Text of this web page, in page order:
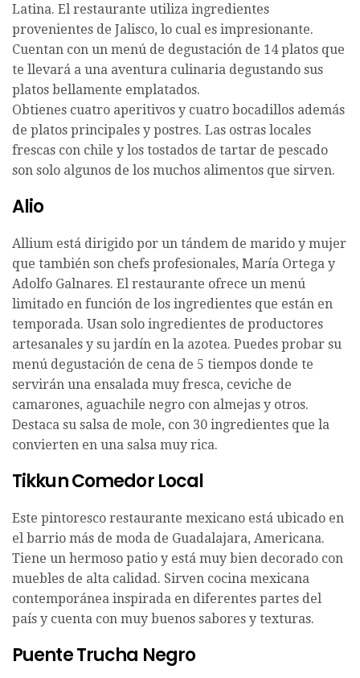
Latina. El restaurante utiliza ingredientes
provenientes de Jalisco, lo cual es impresionante.
Cuentan con un menú de degustación de 14 platos que
te llevará a una aventura culinaria degustando sus
platos bellamente emplatados.
Obtienes cuatro aperitivos y cuatro bocadillos además
de platos principales y postres. Las ostras locales
frescas con chile y los tostados de tartar de pescado
son solo algunos de los muchos alimentos que sirven.
Alio
Allium está dirigido por un tándem de marido y mujer
que también son chefs profesionales, María Ortega y
Adolfo Galnares. El restaurante ofrece un menú
limitado en función de los ingredientes que están en
temporada. Usan solo ingredientes de productores
artesanales y su jardín en la azotea. Puedes probar su
menú degustación de cena de 5 tiempos donde te
servirán una ensalada muy fresca, ceviche de
camarones, aguachile negro con almejas y otros.
Destaca su salsa de mole, con 30 ingredientes que la
convierten en una salsa muy rica.
Tikkun Comedor Local
Este pintoresco restaurante mexicano está ubicado en
el barrio más de moda de Guadalajara, Americana.
Tiene un hermoso patio y está muy bien decorado con
muebles de alta calidad. Sirven cocina mexicana
contemporánea inspirada en diferentes partes del
país y cuenta con muy buenos sabores y texturas.
Puente Trucha Negro